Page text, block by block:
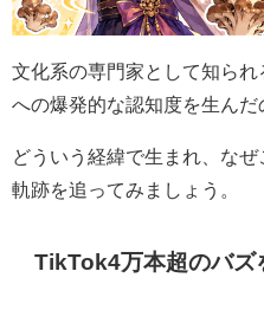
文化系の専門家として知ら
への爆発的な認知度を生んだ
どういう経緯で生まれ、な
軌跡を追ってみましょう。
TikTok4万本超のバズ